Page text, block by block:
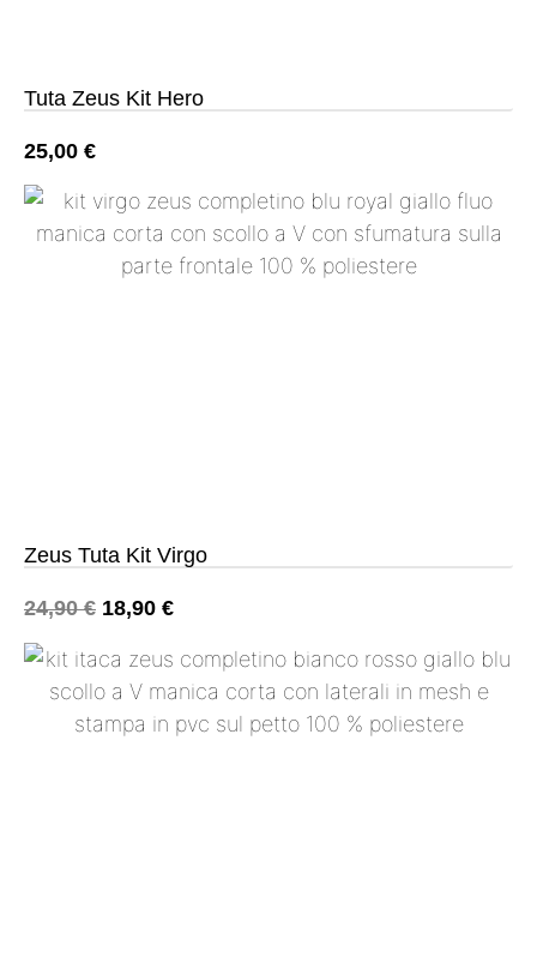
Tuta Zeus Kit Hero
25,00 €
Zeus Tuta Kit Virgo
24,90€ 18,90 €